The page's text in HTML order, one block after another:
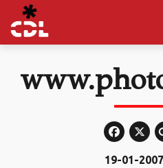
19-01-2007